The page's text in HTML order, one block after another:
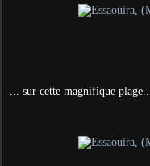
... sur cette magnifique